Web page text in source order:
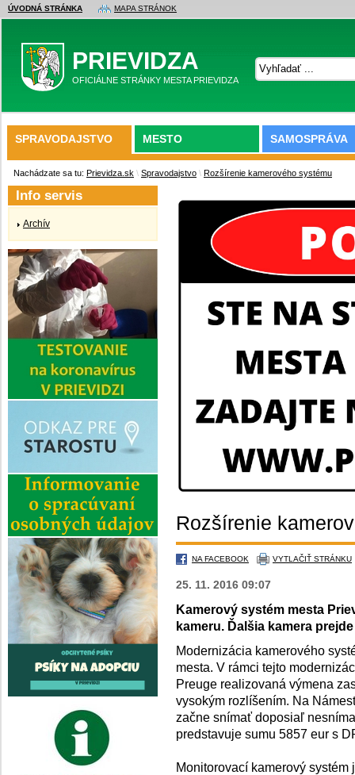
ÚVODNÁ STRÁNKA MAPA STRÁNOK
PRIEVIDZA
OFICIÁLNE STRÁNKY MESTA PRIEVIDZA
SPRAVODAJSTVO MESTO SAMOSPRÁVA
Nachádzate sa tu: Prievidza.sk \ Spravodajstvo \ Rozšírenie kamerového systému
Rozšírenie
NA FACEBOOK VYTLAČIŤ STRÁNKU
25. 11. 2016 09:07
Kamerový systém mesta
kameru. Ďalšia kamera
Modernizácia kamerového
mesta. V rámci tejto
Preuge realizovaná výmena
vysokým rozlíšením. Na
začne snímať doposiaľ
predstavuje sumu 5857 eur s
Monitorovací kamerový
Info servis
Archív